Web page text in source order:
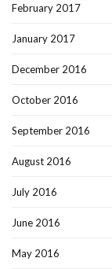
February 2017
January 2017
December 2016
October 2016
September 2016
August 2016
July 2016
June 2016
May 2016